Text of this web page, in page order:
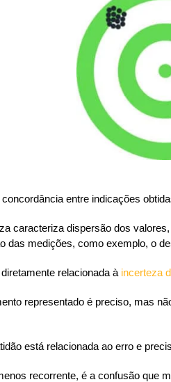
entre indicações
caracteriza dispersão dos
das medições, como exemplo, o
relacionada à incerteza
representado é preciso, mas
está relacionada ao erro e
recorrente, é a confusão que